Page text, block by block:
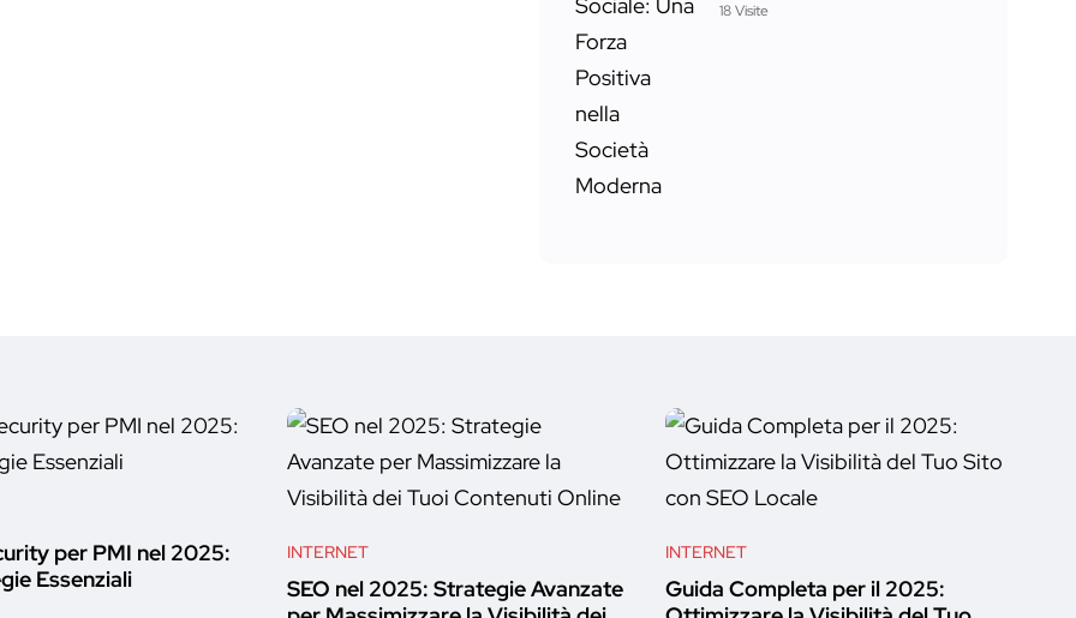
18 Visite
per PMI nel 2025:
Essenziali
INTERNET
SEO nel 2025: Strategie Avanzate
INTERNET
Guida Completa per il 2025: